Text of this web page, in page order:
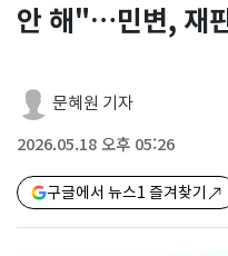
안 해"…민변, 재
문혜원 기자
2026.05.18 오후 05:26
구글에서 뉴스1 즐겨찾기